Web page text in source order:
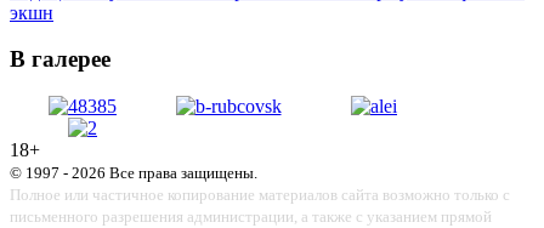
экшн
В галерее
18+
© 1997 - 2026 Все права защищены.
Полное или частичное копирование материалов сайта возможно только с
письменного разрешения администрации, а также с указанием прямой